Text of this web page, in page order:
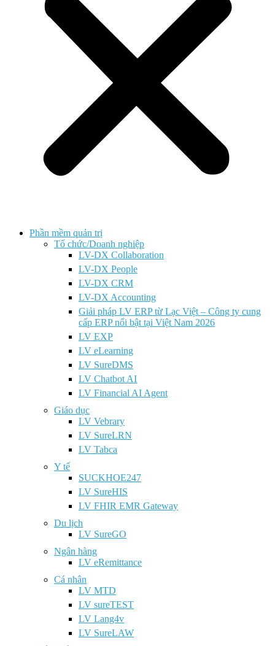
Phần mềm quản trị
Tổ chức/Doanh nghiệp
LV-DX Collaboration
LV-DX People
LV-DX CRM
LV-DX Accounting
Giải pháp LV ERP từ Lạc Việt – Công ty cung
cấp ERP nổi bật tại Việt Nam 2026
LV EXP
LV eLearning
LV SureDMS
LV Chatbot AI
LV Financial AI Agent
Giáo dục
LV Vebrary
LV SureLRN
LV Tabca
Y tế
SUCKHOE247
LV SureHIS
LV FHIR EMR Gateway
Du lịch
LV SureGO
Ngân hàng
LV eRemittance
Cá nhân
LV MTD
LV sureTEST
LV Lang4v
LV SureLAW